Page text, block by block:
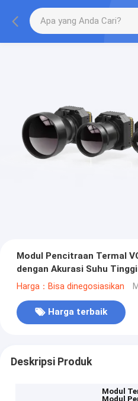
Modul Pencitraan Termal
dengan Akurasi Suhu
Harga：Bisa dinegosiasikan
Harga terbaik
Deskripsi Produk
Modul
Modul